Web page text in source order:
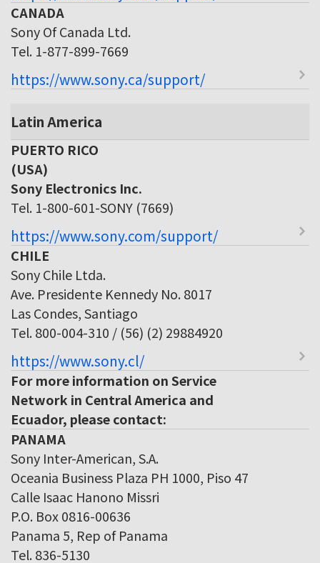
CANADA
Sony Of Canada Ltd.
Tel. 1-877-899-7669
https://www.sony.ca/support/
Latin America
PUERTO RICO
(USA)
Sony Electronics Inc.
Tel. 1-800-601-SONY (7669)
https://www.sony.com/support/
CHILE
Sony Chile Ltda.
Ave. Presidente Kennedy No. 8017
Las Condes, Santiago
Tel. 800-004-310 / (56) (2) 29884920
https://www.sony.cl/
For more information on Service
Network in Central America and
Ecuador, please contact:
PANAMA
Sony Inter-American, S.A.
Oceania Business Plaza PH 1000, Piso 47
Calle Isaac Hanono Missri
P.O. Box 0816-00636
Panama 5, Rep of Panama
Tel. 836-5130